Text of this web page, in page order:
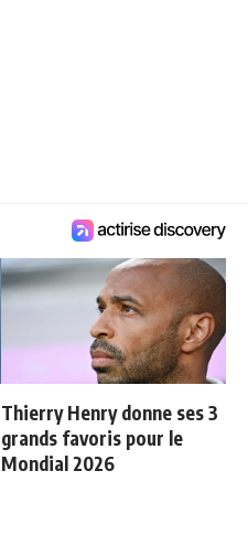
Thierry Henry donne ses 3
grands favoris pour le
Mondial 2026